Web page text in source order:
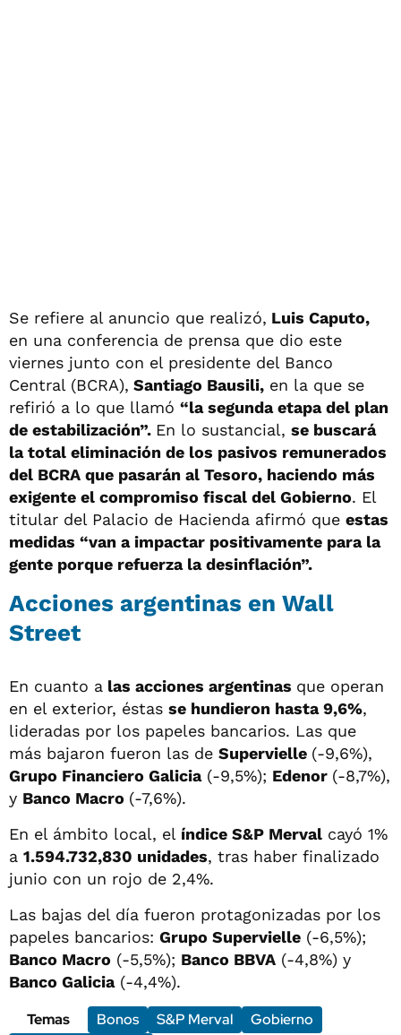
Se refiere al anuncio que realizó, Luis Caputo,
en una conferencia de prensa que dio este
viernes junto con el presidente del Banco
Central (BCRA), Santiago Bausili, en la que se
refirió a lo que llamó “la segunda etapa del plan
de estabilización”. En lo sustancial, se buscará
la total eliminación de los pasivos remunerados
del BCRA que pasarán al Tesoro, haciendo más
exigente el compromiso fiscal del Gobierno. El
titular del Palacio de Hacienda afirmó que estas
medidas “van a impactar positivamente para la
gente porque refuerza la desinflación”.
Acciones argentinas en Wall
Street
En cuanto a las acciones argentinas que operan
en el exterior, éstas se hundieron hasta 9,6%,
lideradas por los papeles bancarios. Las que
más bajaron fueron las de Supervielle (-9,6%),
Grupo Financiero Galicia(-9,5%); Edenor (-8,7%),
y Banco Macro (-7,6%).
En el ámbito local, el índice S&P Merval cayó 1%
a 1.594.732,830 unidades, tras haber finalizado
junio con un rojo de 2,4%.
Las bajas del día fueron protagonizadas por los
papeles bancarios: Grupo Supervielle (-6,5%);
Banco Macro (-5,5%); Banco BBVA (-4,8%) y
Banco Galicia(-4,4%).
Temas
Bonos S&P Merval
Gobierno